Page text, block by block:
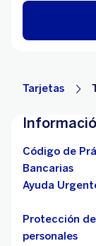
Tarjetas
Código de
Bancarias
Ayuda
Protección
personales